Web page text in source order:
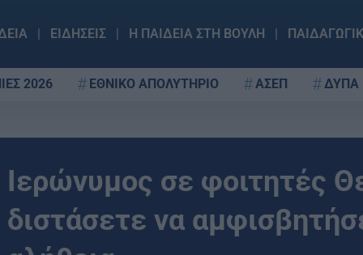
ΕΙΔΗΣΕΙΣ Η ΠΑΙΔΕΙΑ ΣΤΗ ΒΟΥΛΗ
2026 ΕΘΝΙΚΟ ΑΠΟΛΥΤΗΡΙΟ ΑΣΕΠ ΔΥΠΑ
Ιερώνυμος σε φοιτητές
διστάσετε να